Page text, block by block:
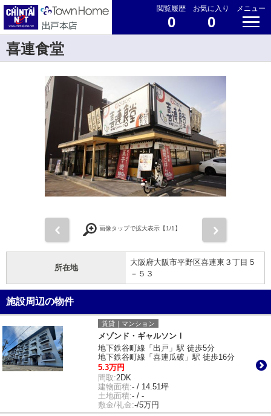
閲覧履歴
0
お気に入り
0
メニュー
喜連食堂
画像タップで拡大表示【1/1】
所在地
大阪府大阪市平野区喜連東３丁目５
－５３
施設周辺の物件
賃貸｜マンション
メゾンド・ギャルソンⅠ
地下鉄谷町線「出戸」駅 徒歩5分
地下鉄谷町線「喜連瓜破」駅 徒歩16分
5.3万円
間取:2DK
建物面積:- / 14.51坪
土地面積:- / -
敷金/礼金:-/5万円